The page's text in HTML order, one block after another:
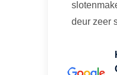
deur zeer